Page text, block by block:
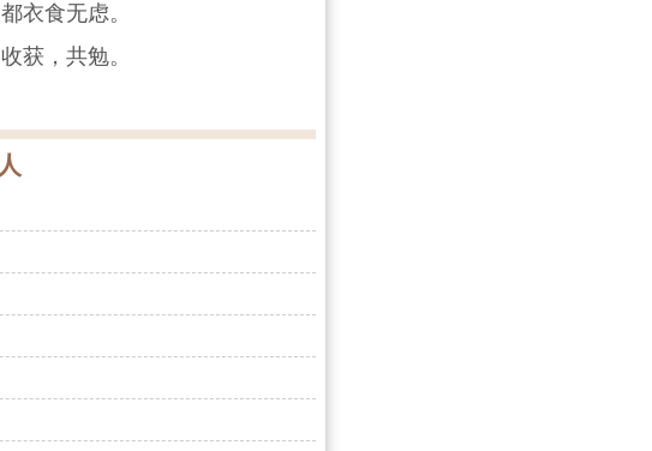
衣食无虑。
获，共勉。